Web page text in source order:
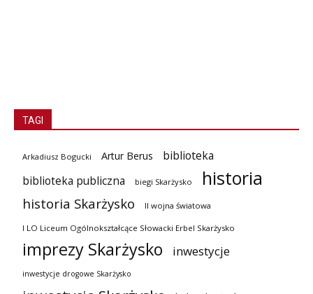
TAGI
Arkadiusz Bogucki Artur Berus
biblioteka
biblioteka publiczna
biegi Skarżysko historia
historia Skarżysko II wojna światowa
I LO Liceum Ogólnokształcące Słowacki Erbel Skarżysko
imprezy Skarżysko inwestycje
inwestycje drogowe Skarżysko